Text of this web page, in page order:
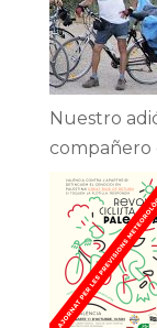
Nuestro
compañero